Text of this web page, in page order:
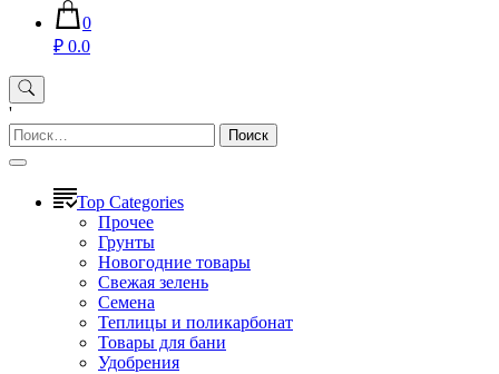
0
₽ 0.0
'
Найти:
Top Categories
Прочее
Грунты
Новогодние товары
Свежая зелень
Семена
Теплицы и поликарбонат
Товары для бани
Удобрения